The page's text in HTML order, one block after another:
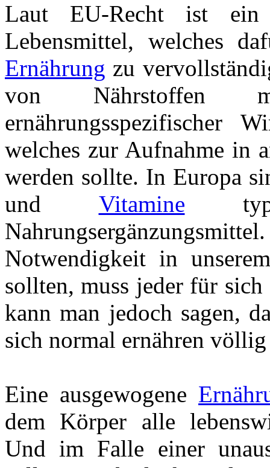
Laut EU-Recht ist ein
Lebensmittel, welches
Ernährung zu
von Nährstoffen
ernährungsspezifischer
welches zur Aufnahme in
werden sollte. In Europa
und Vitamine
Notwendigkeit in
sollten, muss jeder für
kann man jedoch sagen,
sich normal ernähren
Eine ausgewogene
dem Körper alle
Und im Falle einer